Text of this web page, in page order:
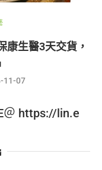
康生醫3天交貨，
11-07
＠ https://lin.e